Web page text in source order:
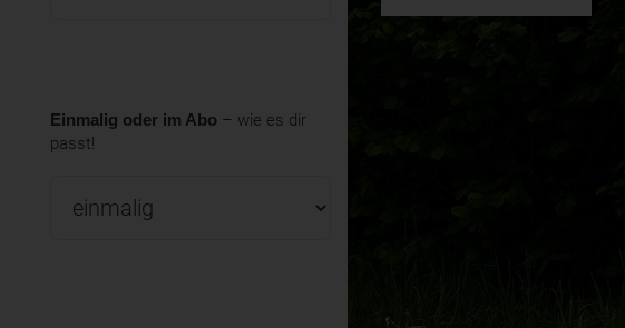
Einmalig oder im Abo – wie es dir
passt!